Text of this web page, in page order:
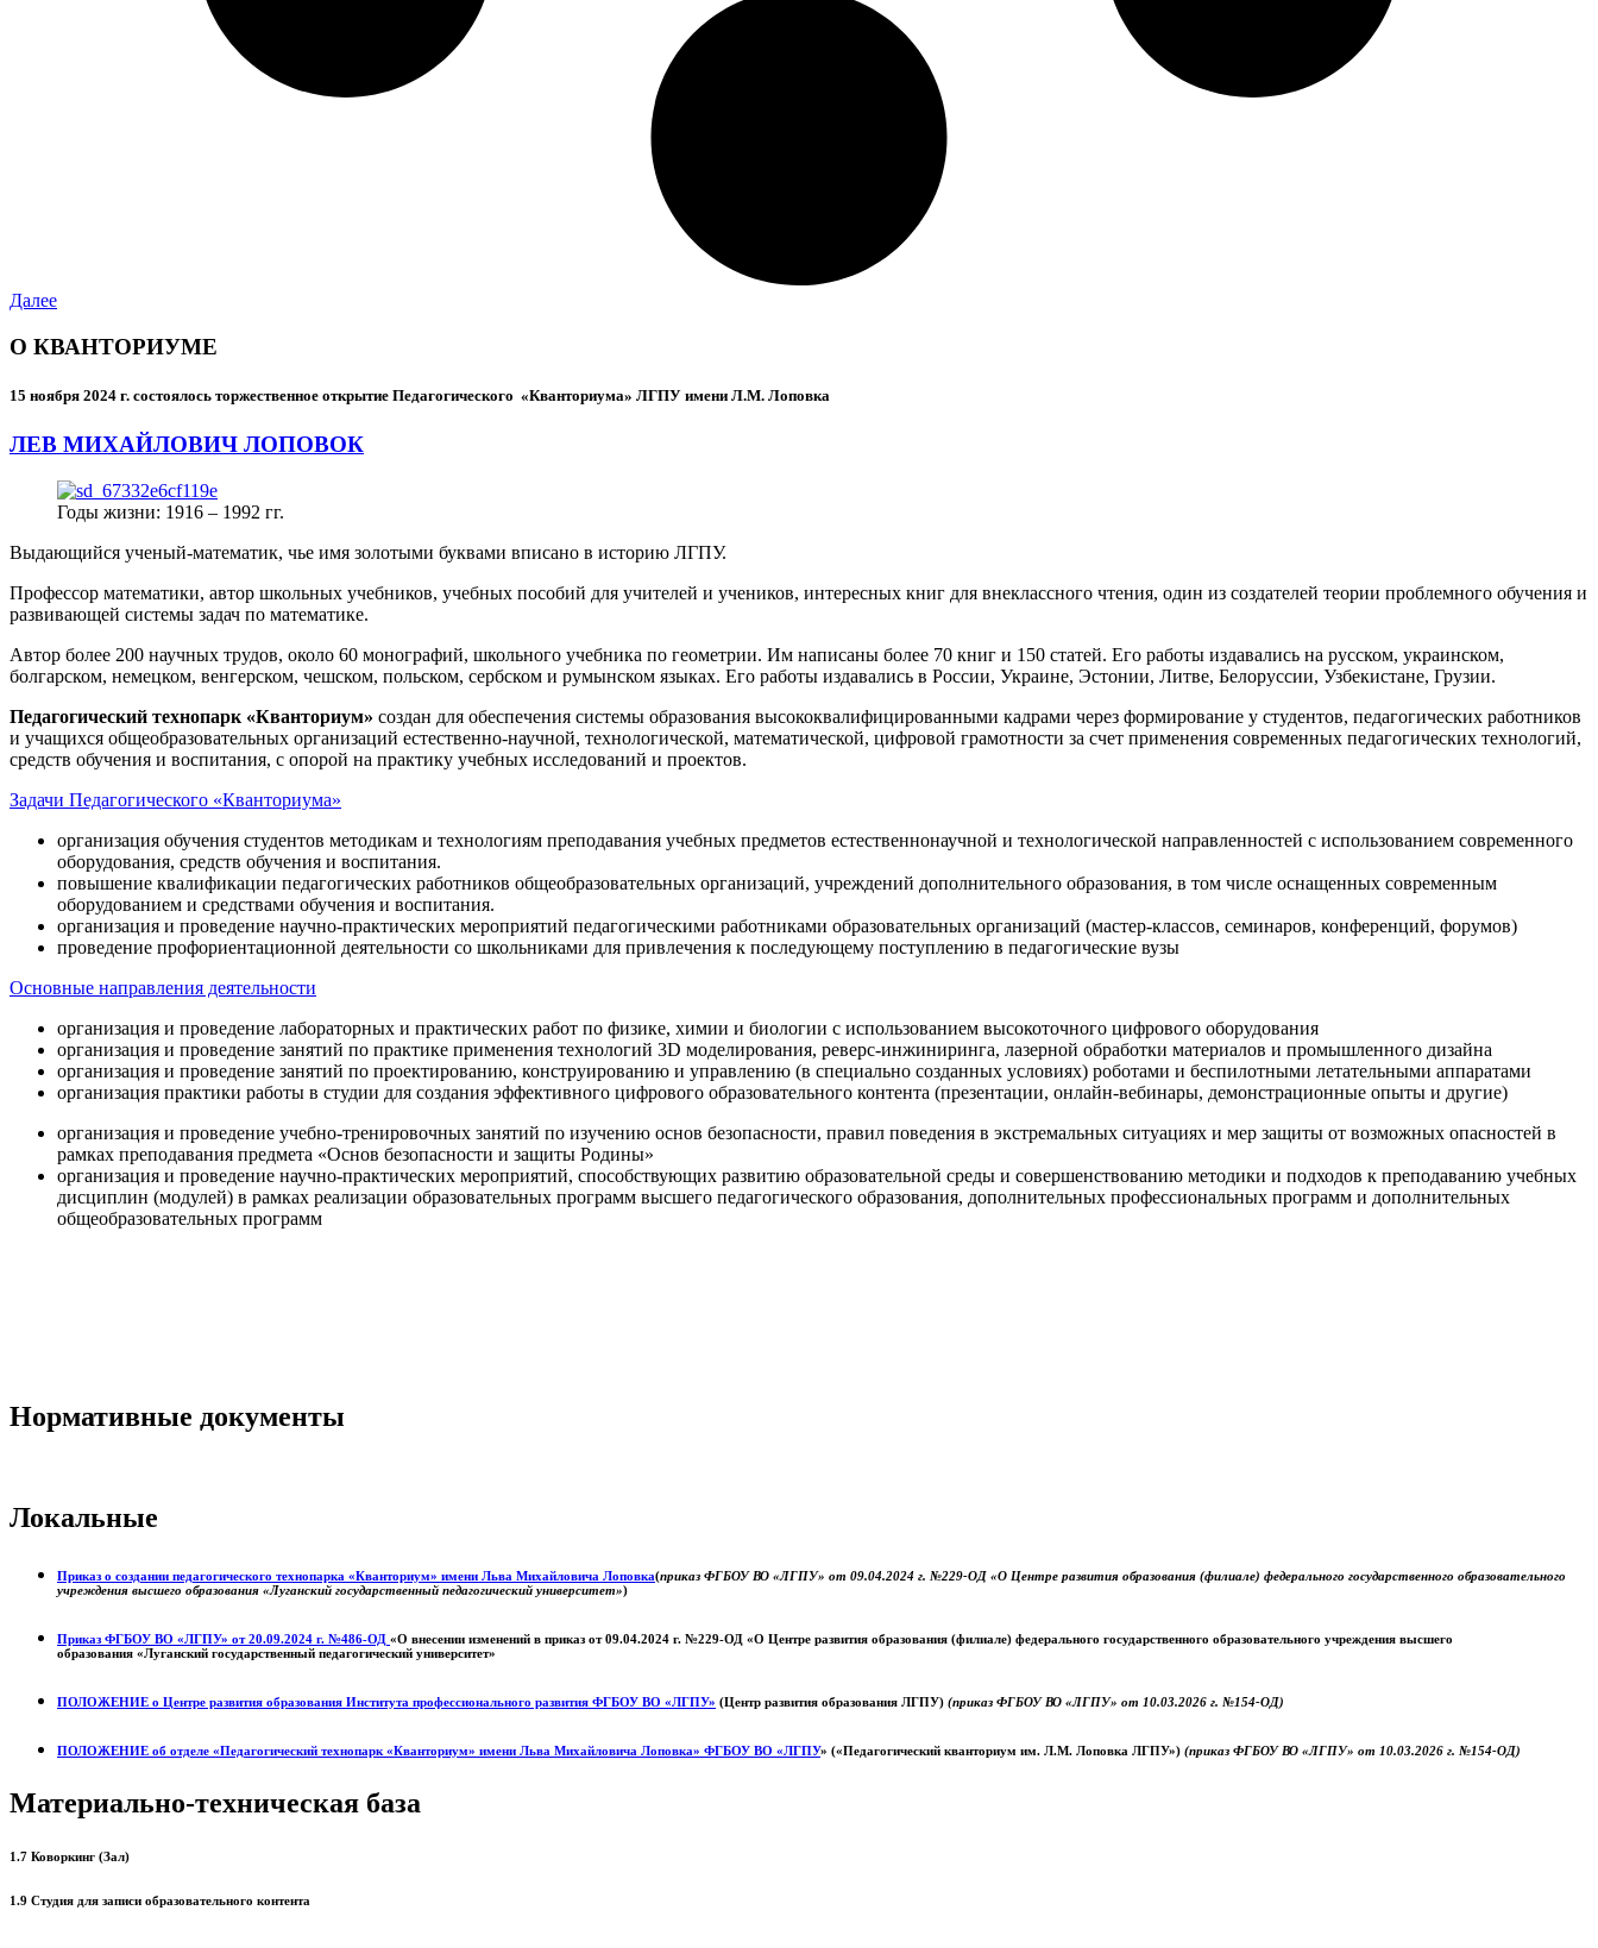
Далее
О КВАНТОРИУМЕ
15 ноября 2024 г. состоялось торжественное открытие Педагогического «Кванториума» ЛГПУ имени Л.М. Лоповка
ЛЕВ МИХАЙЛОВИЧ ЛОПОВОК
Годы жизни: 1916 – 1992 гг.
Выдающийся ученый-математик, чье имя золотыми буквами вписано в историю ЛГПУ.
Профессор математики, автор школьных учебников, учебных пособий для учителей и учеников, интересных книг для внеклассного чтения, один из создателей теории проблемного обучения и
развивающей системы задач по математике.
Автор более 200 научных трудов, около 60 монографий, школьного учебника по геометрии. Им написаны более 70 книг и 150 статей. Его работы издавались на русском, украинском,
болгарском, немецком, венгерском, чешском, польском, сербском и румынском языках. Его работы издавались в России, Украине, Эстонии, Литве, Белоруссии, Узбекистане, Грузии.
Педагогический технопарк «Кванториум» создан для обеспечения системы образования высококвалифицированными кадрами через формирование у студентов, педагогических работников
и учащихся общеобразовательных организаций естественно-научной, технологической, математической, цифровой грамотности за счет применения современных педагогических технологий,
средств обучения и воспитания, с опорой на практику учебных исследований и проектов.
Задачи Педагогического «Кванториума»
организация обучения студентов методикам и технологиям преподавания учебных предметов естественнонаучной и технологической направленностей с использованием современного
оборудования, средств обучения и воспитания.
повышение квалификации педагогических работников общеобразовательных организаций, учреждений дополнительного образования, в том числе оснащенных современным
оборудованием и средствами обучения и воспитания.
организация и проведение научно-практических мероприятий педагогическими работниками образовательных организаций (мастер-классов, семинаров, конференций, форумов)
проведение профориентационной деятельности со школьниками для привлечения к последующему поступлению в педагогические вузы
Основные направления деятельности
организация и проведение лабораторных и практических работ по физике, химии и биологии с использованием высокоточного цифрового оборудования
организация и проведение занятий по практике применения технологий 3D моделирования, реверс-инжиниринга, лазерной обработки материалов и промышленного дизайна
организация и проведение занятий по проектированию, конструированию и управлению (в специально созданных условиях) роботами и беспилотными летательными аппаратами
организация практики работы в студии для создания эффективного цифрового образовательного контента (презентации, онлайн-вебинары, демонстрационные опыты и другие)
организация и проведение учебно-тренировочных занятий по изучению основ безопасности, правил поведения в экстремальных ситуациях и мер защиты от возможных опасностей в
рамках преподавания предмета «Основ безопасности и защиты Родины»
организация и проведение научно-практических мероприятий, способствующих развитию образовательной среды и совершенствованию методики и подходов к преподаванию учебных
дисциплин (модулей) в рамках реализации образовательных программ высшего педагогического образования, дополнительных профессиональных программ и дополнительных
общеобразовательных программ
Нормативные документы
Локальные
Приказ о создании педагогического технопарка «Кванториум» имени Льва Михайловича Лоповка(приказ ФГБОУ ВО «ЛГПУ» от 09.04.2024 г. №229-ОД «О Центре развития образования (филиале) федерального государственного образовательного
учреждения высшего образования «Луганский государственный педагогический университет»)
Приказ ФГБОУ ВО «ЛГПУ» от 20.09.2024 г. №486-ОД «О внесении изменений в приказ от 09.04.2024 г. №229-ОД «О Центре развития образования (филиале) федерального государственного образовательного учреждения высшего
образования «Луганский государственный педагогический университет»
ПОЛОЖЕНИЕ о Центре развития образования Института профессионального развития ФГБОУ ВО «ЛГПУ» (Центр развития образования ЛГПУ) (приказ ФГБОУ ВО «ЛГПУ» от 10.03.2026 г. №154-ОД)
ПОЛОЖЕНИЕ об отделе «Педагогический технопарк «Кванториум» имени Льва Михайловича Лоповка» ФГБОУ ВО «ЛГПУ» («Педагогический кванториум им. Л.М. Лоповка ЛГПУ») (приказ ФГБОУ ВО «ЛГПУ» от 10.03.2026 г. №154-ОД)
Материально-техническая база
1.7 Коворкинг (Зал)
1.9 Студия для записи образовательного контента